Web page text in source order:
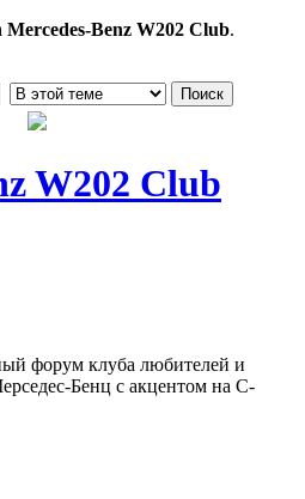
Mercedes-Benz W202 Club.
W202 Club
форум клуба любителей и
Бенц с акцентом на C-